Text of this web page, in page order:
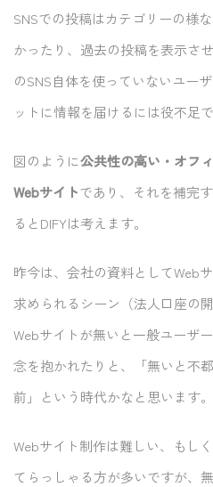
SNSでの投稿はカテゴリーの様
かったり、過去の投稿を表示さ
のSNS自体を使っていないユー
ットに情報を届けるには役不足で
図のように公共性の高い・オフ
Webサイトであり、それを補完
るとDIFYは考えます。
昨今は、会社の資料としてWeb
求められるシーン（法人口座の
Webサイトが無いと一般ユーザ
念を抱かれたりと、「無いと不
前」という時代かなと思います。
Webサイト制作は難しい、もし
てらっしゃる方が多いですが、